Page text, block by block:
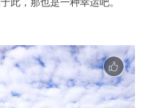
此，那也是一种幸运吧。